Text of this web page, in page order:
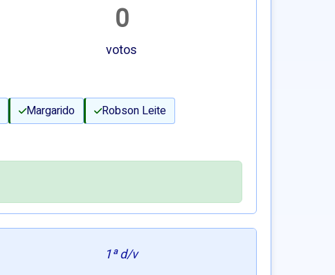
0
votos
Margarido
Robson Leite
1ª d/v